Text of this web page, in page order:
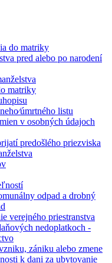
do matriky
pred alebo po narodení
matriky
listu
v osobných údajoch
predošlého priezviska
odpad a drobný
verejného priestranstva
nedoplatkoch -
zániku alebo zmene
k dani za ubytovanie